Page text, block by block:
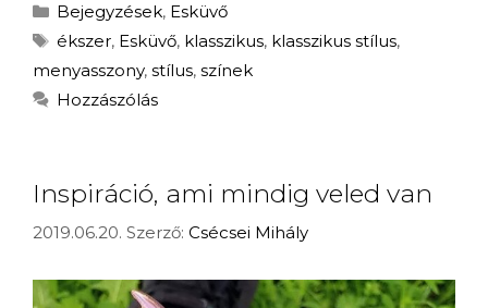
Bejegyzések, Esküvő
ékszer, Esküvő, klasszikus, klasszikus stílus,
menyasszony, stílus, színek
Hozzászólás
Inspiráció, ami mindig veled van
2019.06.20. Szerző: Csécsei Mihály